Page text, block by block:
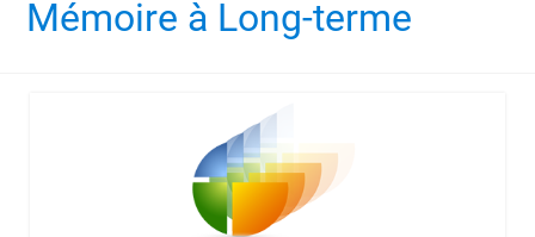
Mémoire à Long-terme